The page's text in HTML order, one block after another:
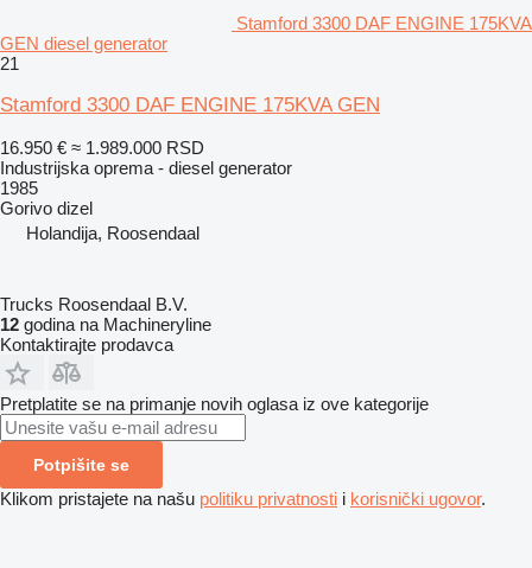
Stamford 3300 DAF ENGINE 175KVA
GEN diesel generator
21
Stamford 3300 DAF ENGINE 175KVA GEN
16.950 € ≈ 1.989.000 RSD
Industrijska oprema - diesel generator
1985
Gorivo dizel
Holandija, Roosendaal
Trucks Roosendaal B.V.
12 godina na Machineryline
Kontaktirajte prodavca
Pretplatite se na primanje novih oglasa iz ove kategorije
Potpišite se
Klikom pristajete na našu politiku privatnosti i korisnički ugovor.